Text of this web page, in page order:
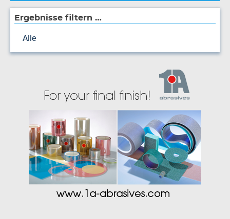
Ergebnisse filtern …
Alle